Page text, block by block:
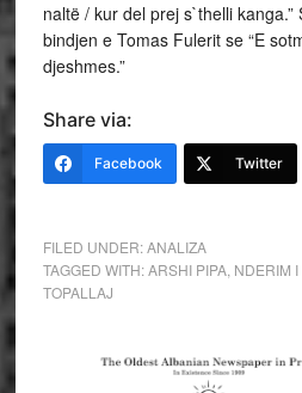
naltë / kur del prej s`thelli
bindjen e Tomas Fulerit se “E
djeshmes.”
Share via:
Facebook Twitter
FILED UNDER:ANALIZA
TAGGED WITH:ARSHI PIPA, NDERIM
TOPALLAJ